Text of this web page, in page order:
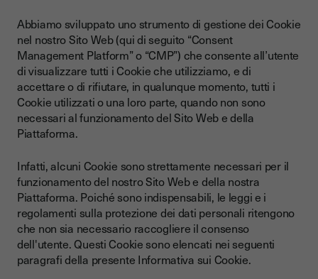
Abbiamo sviluppato uno strumento di gestione dei Cookie
nel nostro Sito Web (qui di seguito “Consent
Management Platform” o “CMP”) che consente all’utente
di visualizzare tutti i Cookie che utilizziamo, e di
accettare o di rifiutare, in qualunque momento, tutti i
Cookie utilizzati o una loro parte, quando non sono
necessari al funzionamento del Sito Web e della
Piattaforma.
Infatti, alcuni Cookie sono strettamente necessari per il
funzionamento del nostro Sito Web e della nostra
Piattaforma. Poiché sono indispensabili, le leggi e i
regolamenti sulla protezione dei dati personali ritengono
che non sia necessario raccogliere il consenso
dell'utente. Questi Cookie sono elencati nei seguenti
paragrafi della presente Informativa sui Cookie.